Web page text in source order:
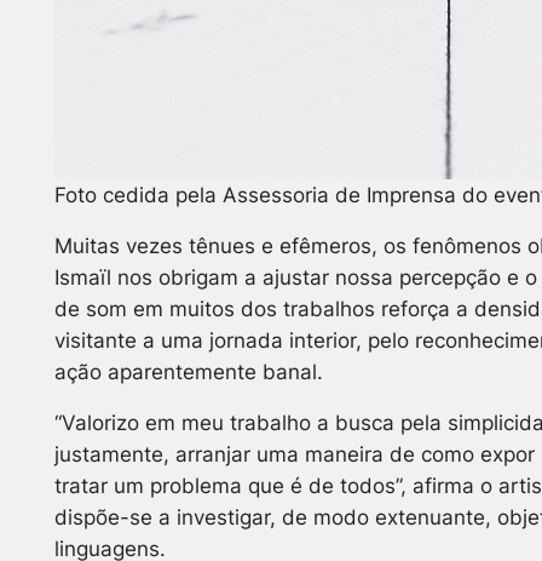
Foto cedida pela Assessoria de Imprensa do
Muitas vezes tênues e efêmeros, os fenômenos
Ismaïl nos obrigam a ajustar nossa percepção e
de som em muitos dos trabalhos reforça a
visitante a uma jornada interior, pelo
ação aparentemente banal.
“Valorizo em meu trabalho a busca pela
justamente, arranjar uma maneira de como
tratar um problema que é de todos”, afirma o
dispõe-se a investigar, de modo extenuante,
linguagens.